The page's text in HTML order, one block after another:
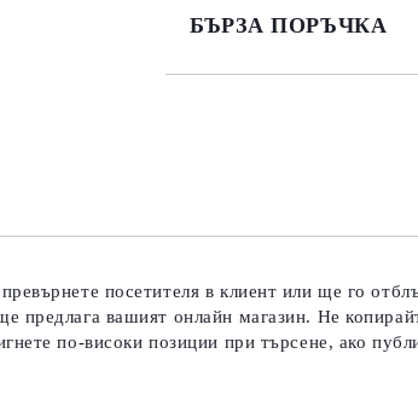
БЪРЗА ПОРЪЧКА
посетителя в клиент или ще го
предлага вашият онлайн магазин. Не
по-високи позиции при търсене, ако